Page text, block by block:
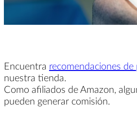
Encuentra recomendaciones
nuestra tienda.
Como afiliados de Amazon,
pueden generar comisión.